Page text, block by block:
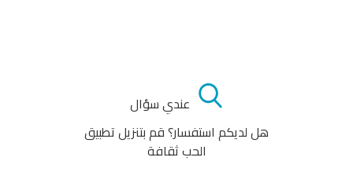
عندي سؤال
هل لديكم استفسار؟ قم بتنزيل تطبيق
الحب ثقافة